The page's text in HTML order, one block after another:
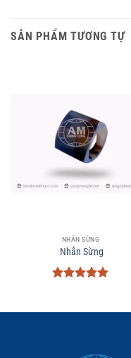
SẢN PHẨM TƯƠNG TỰ
NHẪN SỪNG
Nhẫn Sừng
sao